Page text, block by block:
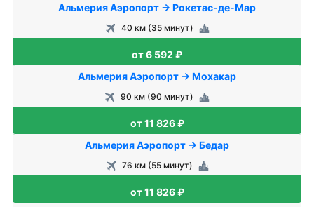
Альмерия Аэропорт → Рокетас-де-Мар
40 км (35 минут)
от 6 592 ₽
Альмерия Аэропорт → Мохакар
90 км (90 минут)
от 11 826 ₽
Альмерия Аэропорт → Бедар
76 км (55 минут)
от 11 826 ₽